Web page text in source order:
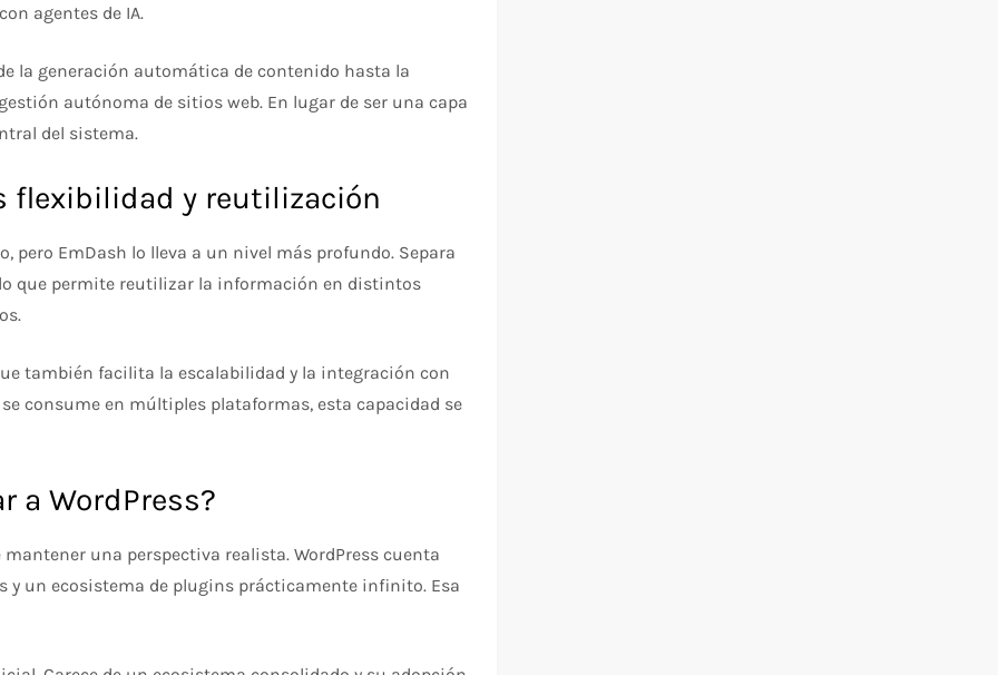
agentes de IA.
la generación automática de contenido hasta la
autónoma de sitios web. En lugar de ser una capa
del sistema.
flexibilidad y reutilización
pero EmDash lo lleva a un nivel más profundo. Separa
que permite reutilizar la información en distintos
también facilita la escalabilidad y la integración con
consume en múltiples plataformas, esta capacidad se
a WordPress?
una perspectiva realista. WordPress cuenta
un ecosistema de plugins prácticamente infinito. Esa